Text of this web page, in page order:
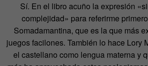
Sí. En el libro acuño la expresión
complejidad» para referirme
Somadamantina, que es la que más
juegos facilones. También lo hace Lory
el castellano como lengua materna y